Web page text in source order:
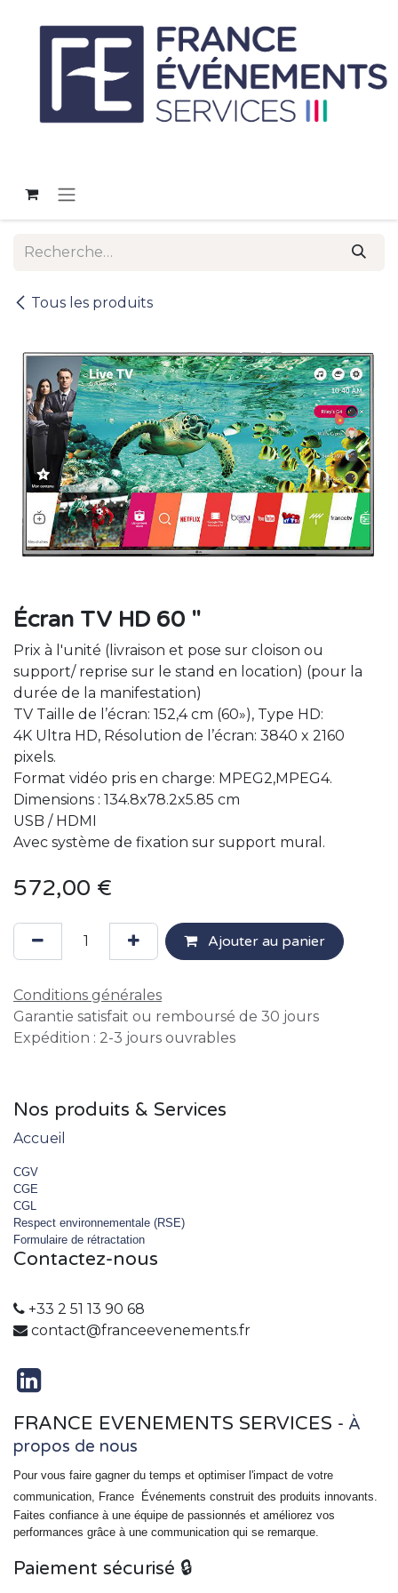
Tous les produits
Écran TV HD 60 "
Prix à l'unité (livraison et pose sur cloison ou
support/ reprise sur le stand en location) (pour la
durée de la manifestation)
TV Taille de l’écran: 152,4 cm (60»), Type HD:
4K Ultra HD, Résolution de l’écran: 3840 x 2160
pixels.
Format vidéo pris en charge: MPEG2,MPEG4.
Dimensions : 134.8x78.2x5.85 cm
USB / HDMI
Avec système de fixation sur support mural.
572,00 €
Ajouter au panier
Conditions générales
Garantie satisfait ou remboursé de 30 jours
Expédition : 2-3 jours ouvrables
Nos produits & Services
Accueil
CGV
CGE
CGL
Respect environnementale (RSE)
Formulaire de rétractation
Contactez-nous
+33 2 51 13 90 68
contact@franceevenements.fr
FRANCE EVENEMENTS SERVICES - À
propos de nous
Pour vous faire gagner du temps et optimiser l'impact de votre
communication, France Événements construit des produits innovants.
Faites confiance à une équipe de passionnés et améliorez vos
performances grâce à une communication qui se remarque.
Paiement sécurisé 🔒